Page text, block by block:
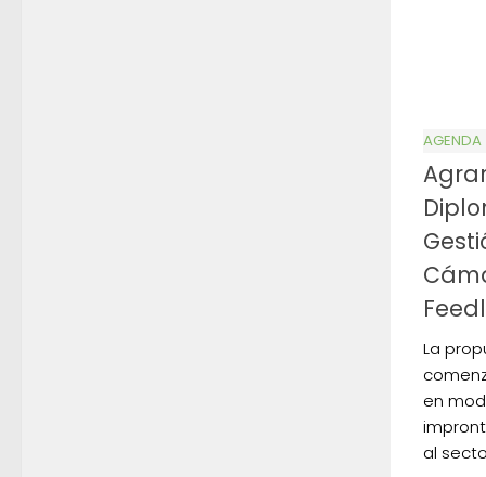
AGENDA
La
en
al